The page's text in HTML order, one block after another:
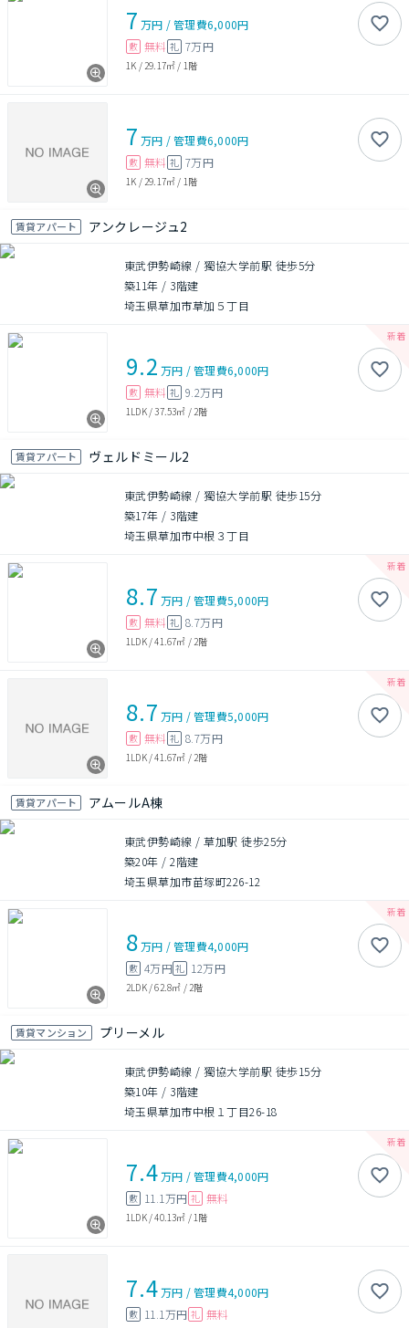
7 万円 /管理費6,000円
敷 無料 礼 7万円
1K / 29.17㎡ / 1階
7 万円 /管理費6,000円
敷 無料 礼 7万円
1K / 29.17㎡ / 1階
賃貸アパート アンクレージュ2
東武伊勢崎線 / 獨協大学前駅 徒歩5分
築11年 / 3階建
埼玉県草加市草加５丁目
9.2 万円 /管理費6,000円
敷 無料 礼 9.2万円
1LDK/37.53㎡ / 2階
賃貸アパート ヴェルドミール2
東武伊勢崎線 / 獨協大学前駅 徒歩15分
築17年 / 3階建
埼玉県草加市中根３丁目
8.7 万円 /管理費5,000円
敷 無料 礼 8.7万円
1LDK/41.67㎡ / 2階
8.7 万円 /管理費5,000円
敷 無料 礼 8.7万円
1LDK/41.67㎡ / 2階
賃貸アパート アムールA棟
東武伊勢崎線 / 草加駅 徒歩25分
築20年 /2階建
埼玉県草加市苗塚町226-12
8万円 /管理費4,000円
敷 4万円礼 12万円
2LDK/62.8㎡ / 2階
賃貸マンション プリーメル
東武伊勢崎線 / 獨協大学前駅 徒歩15分
築10年 / 3階建
埼玉県草加市中根１丁目26-18
7.4万円 /管理費4,000円
敷 11.1万円 礼 無料
1LDK/40.13㎡ / 1階
7.4万円 /管理費4,000円
敷 11.1万円 礼 無料